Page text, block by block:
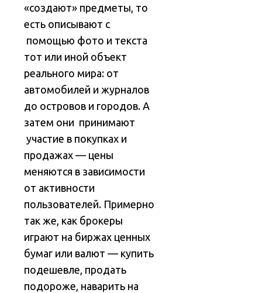
«создают» предметы, то
есть описывают с
помощью фото и текста
тот или иной объект
реального мира: от
автомобилей и журналов
до островов и городов. А
затем они принимают
участие в покупках и
продажах — цены
меняются в зависимости
от активности
пользователей. Примерно
так же, как брокеры
играют на биржах ценных
бумаг или валют — купить
подешевле, продать
подороже, наварить на